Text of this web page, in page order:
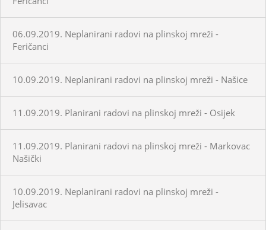
06.09.2019. Neplanirani radovi na plinskoj mreži -
Feričanci
10.09.2019. Neplanirani radovi na plinskoj mreži - Našice
11.09.2019. Planirani radovi na plinskoj mreži - Osijek
11.09.2019. Planirani radovi na plinskoj mreži - Markovac
Našički
10.09.2019. Neplanirani radovi na plinskoj mreži -
Jelisavac